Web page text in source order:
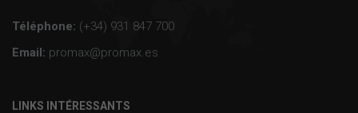
Téléphone: (+34) 931 847 700
Email: promax@promax.es
LINKS INTÉRESSANTS